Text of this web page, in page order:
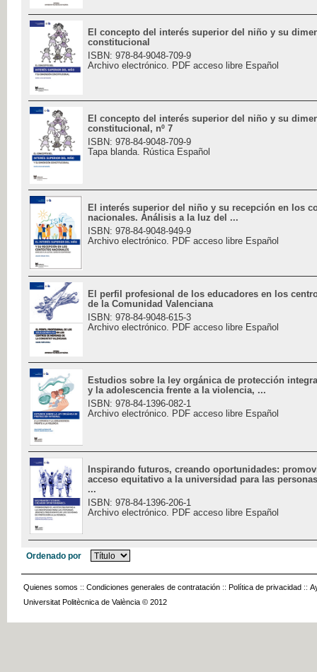
El concepto del interés superior del niño y su
constitucional
ISBN: 978-84-9048-709-9
Archivo electrónico. PDF acceso libre Español
El concepto del interés superior del niño y su
constitucional, nº 7
ISBN: 978-84-9048-709-9
Tapa blanda. Rústica Español
El interés superior del niño y su recepción en los
nacionales. Análisis a la luz del ...
ISBN: 978-84-9048-949-9
Archivo electrónico. PDF acceso libre Español
El perfil profesional de los educadores en los
de la Comunidad Valenciana
ISBN: 978-84-9048-615-3
Archivo electrónico. PDF acceso libre Español
Estudios sobre la ley orgánica de protección
y la adolescencia frente a la violencia, ...
ISBN: 978-84-1396-082-1
Archivo electrónico. PDF acceso libre Español
Inspirando futuros, creando oportunidades:
acceso equitativo a la universidad para las
...
ISBN: 978-84-1396-206-1
Archivo electrónico. PDF acceso libre Español
Ordenado por
Quienes somos :: Condiciones generales de contratación :: Política de privacidad ::
Universitat Politècnica de València © 2012